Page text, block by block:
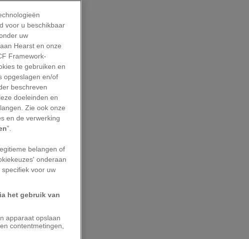
voor u beschikbaar
uw
Hearst en onze
Framework-
te gebruiken en
opgeslagen en/of
beschreven
doeleinden en
Zie ook onze
en de verwerking
”.
belangen of
onderaan
voor uw
het gebruik van
apparaat opslaan
contentmetingen,